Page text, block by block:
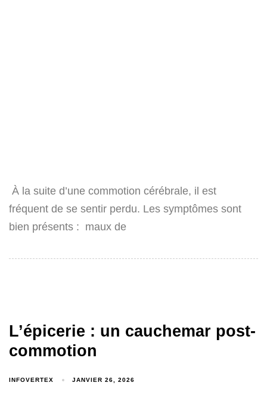
À la suite d’une commotion cérébrale, il est
fréquent de se sentir perdu. Les symptômes sont
bien présents : maux de
L’épicerie : un cauchemar post-
commotion
INFOVERTEX JANVIER 26, 2026